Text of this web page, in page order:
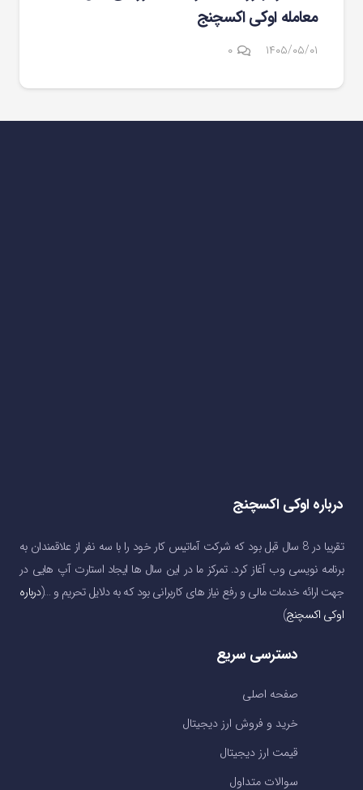
معامله اوکی اکسچنج
۱۴۰۵/۰۵/۰۱ ۰
درباره اوکی اکسچنج
تقریبا در 8 سال قبل بود که شرکت آماتیس کار خود را با سه نفر از علاقمندان به
برنامه نویسی وب آغاز کرد. تمرکز ما در این سال ها ایجاد استارت آپ هایی در
جهت ارائه خدمات مالی و رفع نیاز های کاربرانی بود که به دلایل تحریم و …(درباره
اوکی اکسچنج)
دسترسی سریع
صفحه اصلی
خرید و فروش ارز دیجیتال
قیمت ارز دیجیتال
سوالات متداول